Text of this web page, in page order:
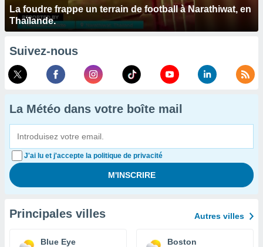
La foudre frappe un terrain de football à Narathiwat, en
Thaïlande.
Suivez-nous
La Météo dans votre boîte mail
J'ai lu et j'accepte la politique de privacité
Principales villes Autres villes
Blue Eye Boston